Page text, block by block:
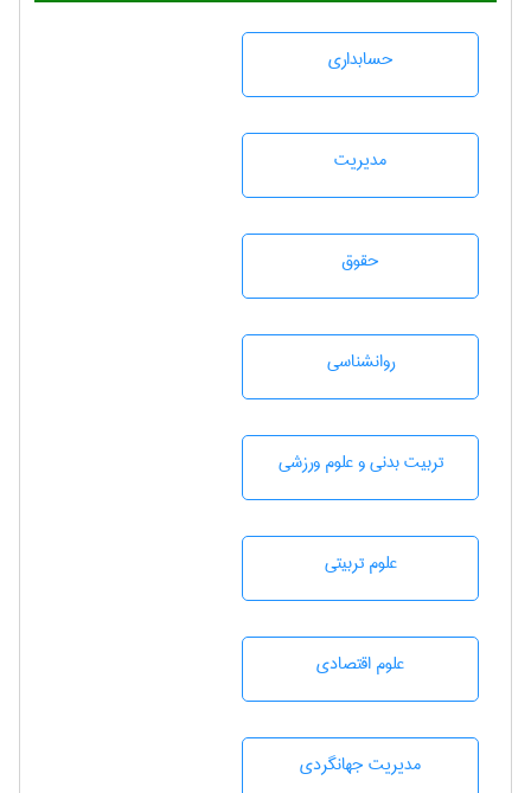
حسابداری
مديريت
حقوق
روانشناسی
تربيت بدنی و علوم ورزشی
علوم تربيتی
علوم اقتصادی
مديريت جهانگردی